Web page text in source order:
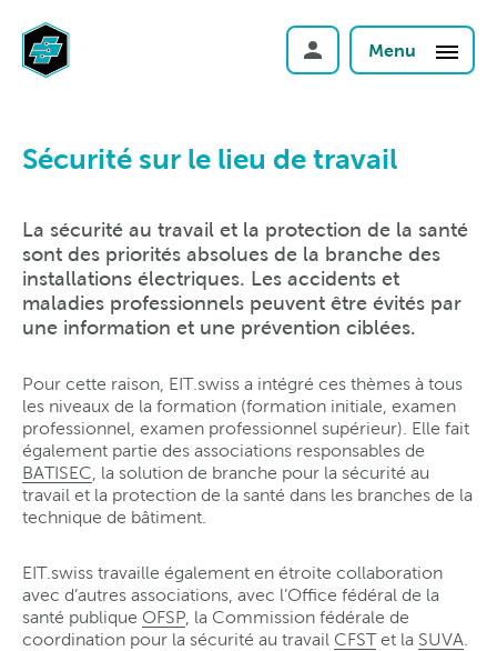
Menu
Sécurité sur le lieu de travail
La sécurité au travail et la protection de la santé
sont des priorités absolues de la branche des
installations électriques. Les accidents et
maladies professionnels peuvent être évités par
une information et une prévention ciblées.
Pour cette raison, EIT.swiss a intégré ces thèmes à tous
les niveaux de la formation (formation initiale, examen
professionnel, examen professionnel supérieur). Elle fait
également partie des associations responsables de
BATISEC , la solution de branche pour la sécurité au
travail et la protection de la santé dans les branches de la
technique de bâtiment.
EIT.swiss travaille également en étroite collaboration
avec d’autres associations, avec l’Office fédéral de la
santé publique OFSP , la Commission fédérale de
coordination pour la sécurité au travail CFSTet la SUVA